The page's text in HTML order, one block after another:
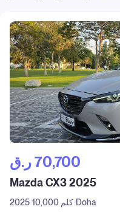
ر.ق‎ 70,700
Mazda CX3 2025
2025 10,000 كلم Doha